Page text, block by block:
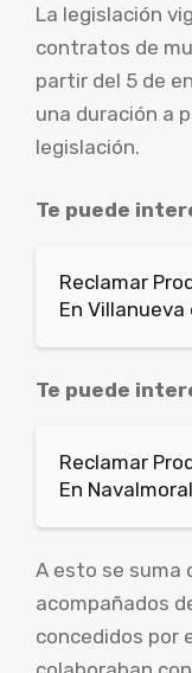
La legislación
contratos de
partir del 5 de
una duración a
legislación.
Te puede
Reclamar
En Villanueva
Te puede
Reclamar
En
A esto se suma
acompañados
concedidos por